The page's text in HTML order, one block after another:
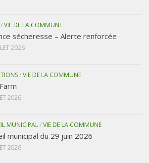
/VIE DE LA COMMUNE
sécheresse – Alerte renforcée
2026
/VIE DE LA COMMUNE
2026
MUNICIPAL/VIE DE LA COMMUNE
municipal du 29 juin 2026
2026